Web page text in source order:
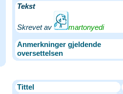
Tekst
Skrevet av martonyedi
Anmerkninger gjeldende
oversettelsen
Tittel